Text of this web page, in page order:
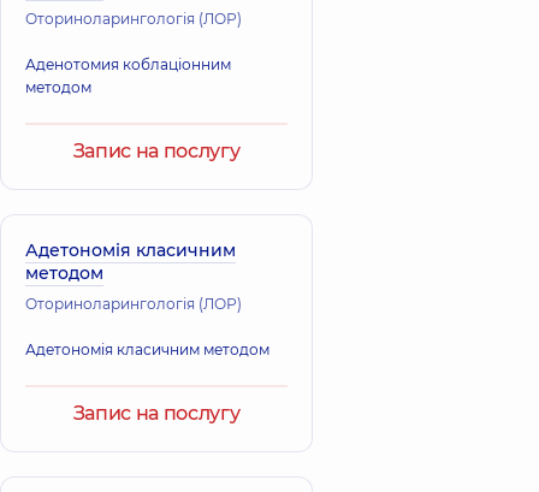
Оториноларингологія (ЛОР)
Аденотомия коблаціонним
методом
Запис на послугу
Адетономія класичним
методом
Оториноларингологія (ЛОР)
Адетономія класичним методом
Запис на послугу